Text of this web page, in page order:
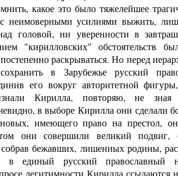
какое это было тяжелейшее
неимоверными усилиями выжить,
головой, ни уверенности в
"кирилловских" обстоятельств
постепенно раскрываться. Но перед
в Зарубежье русский
его вокруг авторитетной
Кирилла, повторяю, не зная
в выборе Кирилла они сделали
имеющего право на престол,
они совершили великий подвиг,
бежавших, лишенных родины,
единый русский православный
легитимности Кирилла ссылаются